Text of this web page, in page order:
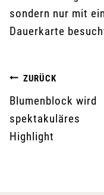
sondern nur mit
Dauerkarte
ZURÜCK
Blumenblock wird
spektakuläres
Highlight